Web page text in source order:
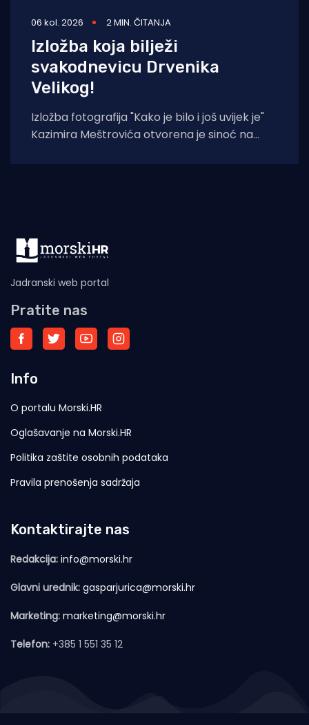
06 kol. 2026 2 MIN. ČITANJA
Izložba koja bilježi
svakodnevicu Drvenika
Velikog!
Izložba fotografija "Kako je bilo i još uvijek je"
Kazimira Meštrovića otvorena je sinoć na
Jadranski web portal
Pratite nas
Info
O portalu Morski.HR
Oglašavanje na Morski.HR
Politika zaštite osobnih podataka
Pravila prenošenja sadržaja
Kontaktirajte nas
Redakcija: info@morski.hr
Glavni urednik: gasparjurica@morski.hr
Marketing: marketing@morski.hr
Telefon: +385 1 551 35 12